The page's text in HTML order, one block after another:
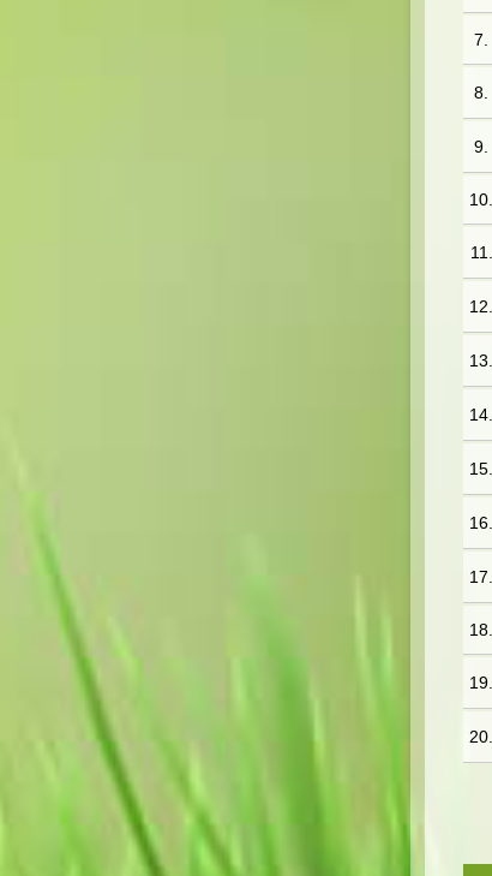
7.
8.
9.
10.
11.
12.
13.
14.
15.
16.
17.
18.
19.
20.